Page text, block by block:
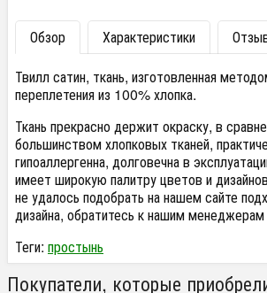
Обзор Характеристики
Твилл сатин, ткань, изготовленная
переплетения из 100% хлопка.
Ткань прекрасно держит окраску, в
большинством хлопковых тканей,
гипоаллергенна, долговечна в
имеет широкую палитру цветов и
не удалось подобрать на нашем сайте
дизайна, обратитесь к нашим менеджерам
Теги: простынь
Покупатели, которые